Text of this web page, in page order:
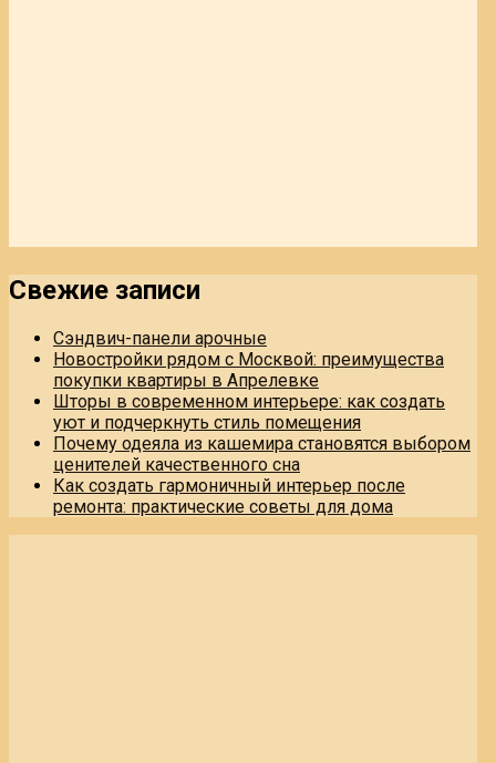
Свежие записи
Сэндвич-панели арочные
Новостройки рядом с Москвой: преимущества
покупки квартиры в Апрелевке
Шторы в современном интерьере: как создать
уют и подчеркнуть стиль помещения
Почему одеяла из кашемира становятся выбором
ценителей качественного сна
Как создать гармоничный интерьер после
ремонта: практические советы для дома